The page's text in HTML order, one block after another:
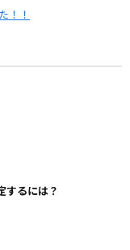
！！
するには？